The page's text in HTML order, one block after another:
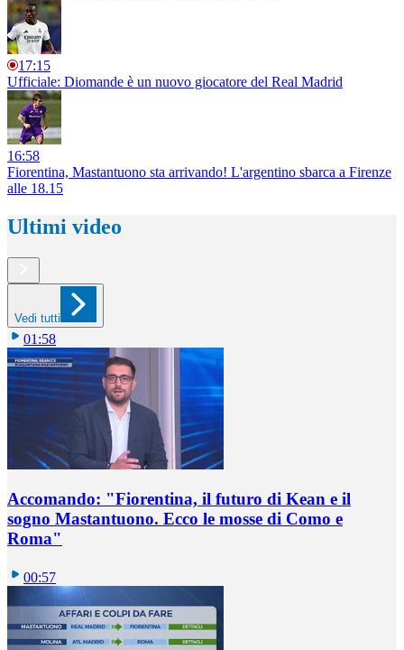
17:15
Ufficiale: Diomande è un nuovo giocatore del Real Madrid
16:58
Fiorentina, Mastantuono sta arrivando! L'argentino sbarca a Firenze
alle 18.15
Ultimi video
Vedi tutti
01:58
Accomando: "Fiorentina, il futuro di Kean e il
sogno Mastantuono. Ecco le mosse di Como e
Roma"
00:57